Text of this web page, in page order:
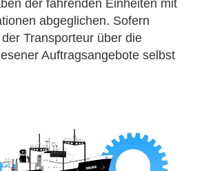
der fahrenden Einheiten mit
abgeglichen. Sofern
Transporteur über die
Auftragsangebote selbst